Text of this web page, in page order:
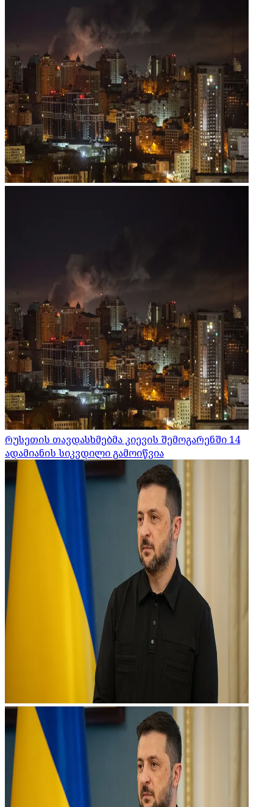
რუსეთის თავდასხმებმა კიევის შემოგარენში 14
ადამიანის სიკვდილი გამოიწვია